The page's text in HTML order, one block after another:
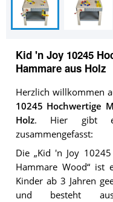
Kid 'n Joy 10245
Hammare aus Holz
Herzlich willkommen
10245 Hochwertige
Holz. Hier gibt
zusammengefasst:
Die „Kid 'n Joy
Hammare Wood“ ist
Kinder ab 3 Jahren
und besteht